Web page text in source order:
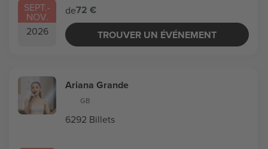
SEPT.-
NOV.
2026
de72 €
TROUVER UN ÉVÉNEMENT
Ariana Grande
GB
6292 Billets